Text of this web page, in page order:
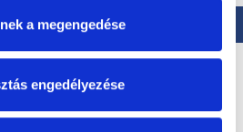
a megengedése
engedélyezése
Értékelés
ellátott Attitude baba